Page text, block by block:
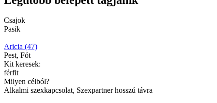
Csajok
Pasik
Aricia (47)
Pest, Fót
Kit keresek:
férfit
Milyen célból?
Alkalmi szexkapcsolat, Szexpartner hosszú távra